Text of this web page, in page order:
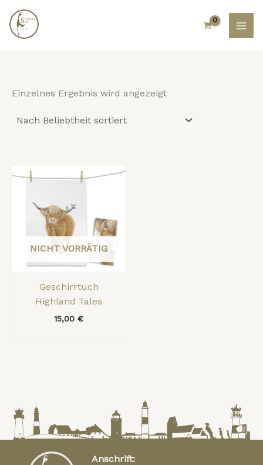
Zum
Inhalt
springen
Einzelnes Ergebnis wird angezeigt
NICHT VORRÄTIG
Geschirrtuch
Highland Tales
15,00 €
Anschrift: